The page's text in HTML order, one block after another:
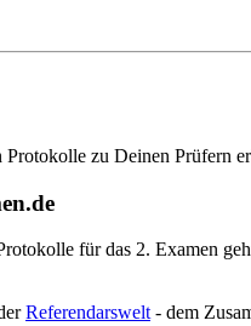
zu Deinen Prüfern
für das 2. Examen
Referendarswelt - dem